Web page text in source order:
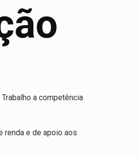
a competência
renda e de apoio aos